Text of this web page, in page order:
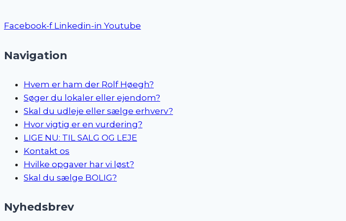
Facebook-f Linkedin-in Youtube
Navigation
Hvem er ham der Rolf Høegh?
Søger du lokaler eller ejendom?
Skal du udleje eller sælge erhverv?
Hvor vigtig er en vurdering?
LIGE NU: TIL SALG OG LEJE
Kontakt os
Hvilke opgaver har vi løst?
Skal du sælge BOLIG?
Nyhedsbrev